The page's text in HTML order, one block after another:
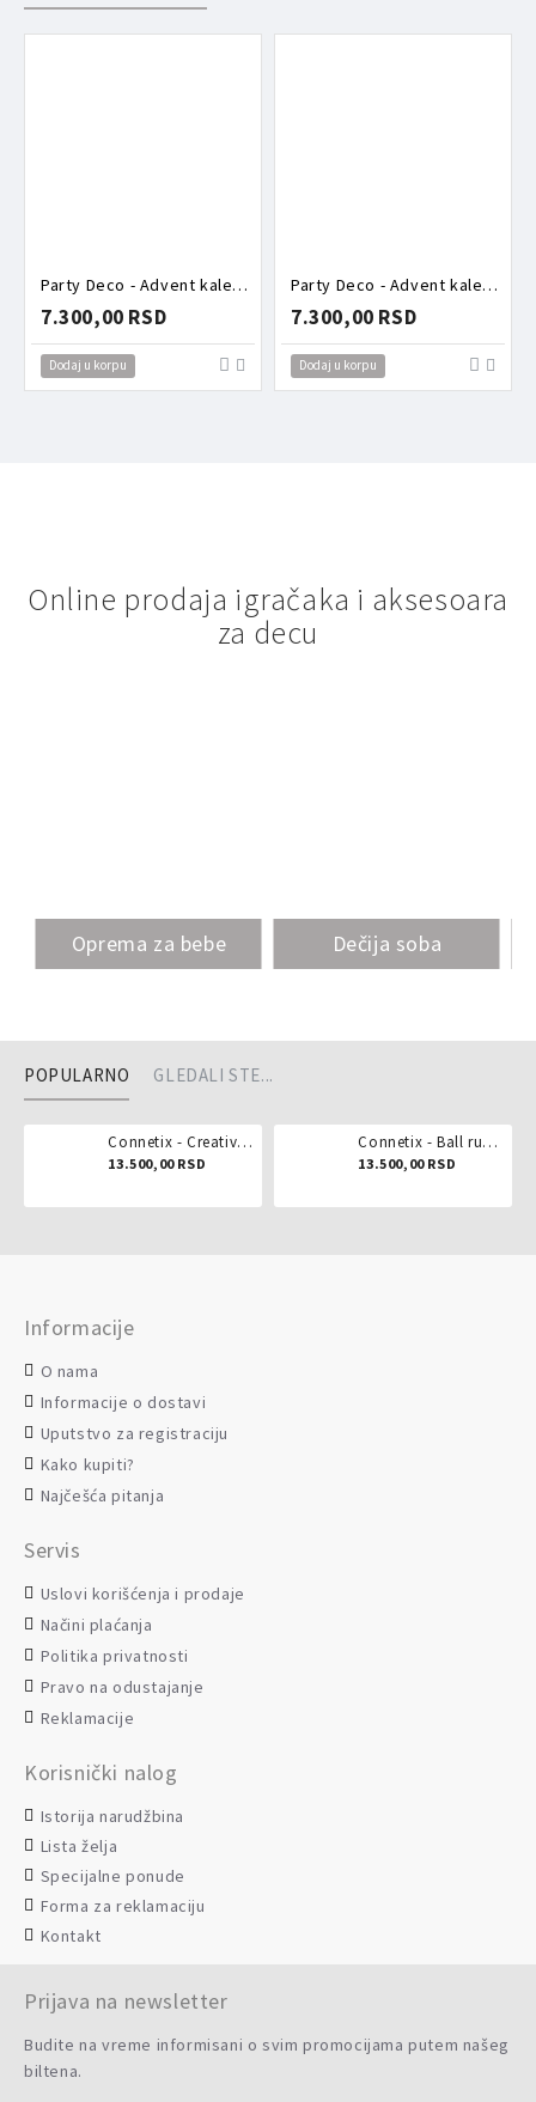
Party Deco - Advent kalendar - Roze kutija puna aksesoara
7.300,00 RSD
Dodaj u korpu
Party Deco - Advent kalendar - Torbica puna aksesoara zeka
7.300,00 RSD
Dodaj u korpu
Online prodaja igračaka i aksesoara
za decu
Oprema za bebe Dečija soba
POPULARNO GLEDALI STE...
Connetix - Creative pack 102 dela
13.500,00 RSD
Connetix - Ball run pastel 106 delova
13.500,00 RSD
Informacije
O nama
Informacije o dostavi
Uputstvo za registraciju
Kako kupiti?
Najčešća pitanja
Servis
Uslovi korišćenja i prodaje
Načini plaćanja
Politika privatnosti
Pravo na odustajanje
Reklamacije
Korisnički nalog
Istorija narudžbina
Lista želja
Specijalne ponude
Forma za reklamaciju
Kontakt
Prijava na newsletter
Budite na vreme informisani o svim promocijama putem našeg
biltena.